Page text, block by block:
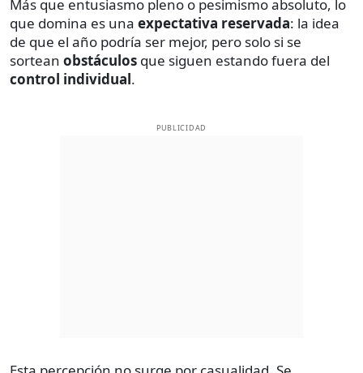
Más que entusiasmo pleno o pesimismo absoluto, lo
que domina es una expectativa reservada: la idea
de que el año podría ser mejor, pero solo si se
sortean obstáculos que siguen estando fuera del
control individual.
PUBLICIDAD